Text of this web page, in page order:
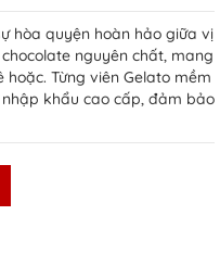
hòa quyện hoàn hảo giữa vị
nguyên chất, mang
Từng viên Gelato mềm
khẩu cao cấp, đảm bảo